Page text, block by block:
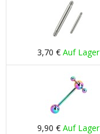
3,70 € Auf Lager
9,90 € Auf Lager